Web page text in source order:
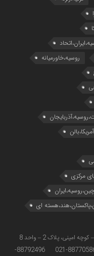
روسیه،خاورمیانه
مرکزی
چین،روسیه،ایران
ای
| کدپستی: 1434734368 | تلفن: 88770586-021 88792496-